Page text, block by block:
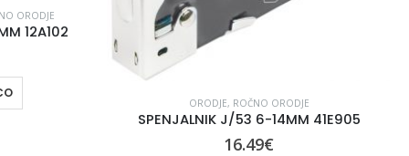
MIZARSKO ORODJE ,ORODJE
OBLIČ LESEN 200X55X40 11A314